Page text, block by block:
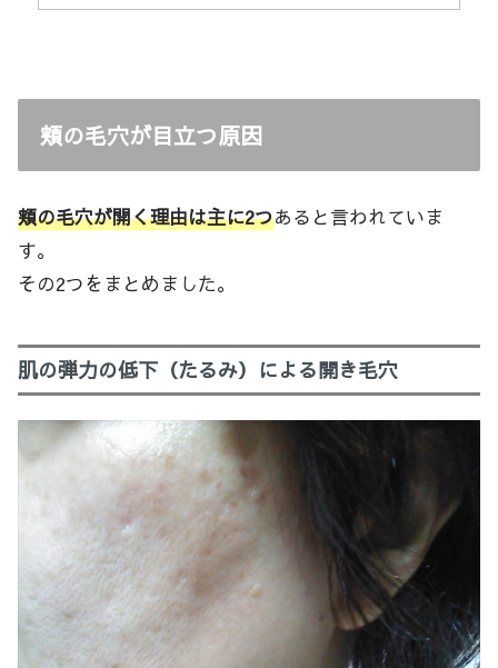
頬の毛穴が目立つ原因
頬の毛穴が開く理由は主に2つあると言われていま
す。
その2つをまとめました。
肌の弾力の低下（たるみ）による開き毛穴